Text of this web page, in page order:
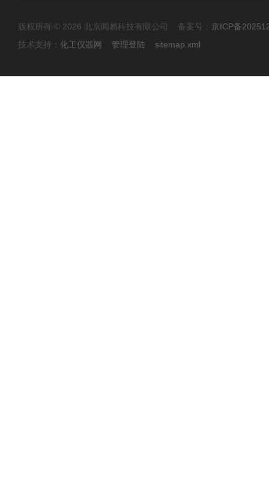
版权所有 © 2026 北京闻易科技有限公司 备案号： 京ICP备
技术支持： 化工仪器网 管理登陆 sitemap.xml